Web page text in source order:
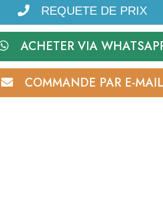
REQUETE DE PRIX
ACHETER VIA
COMMANDE PAR E-MAIL